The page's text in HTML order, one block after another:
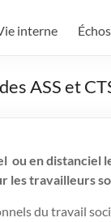
interne
ASS et
ou en distanciel
les travailleurs
du travail